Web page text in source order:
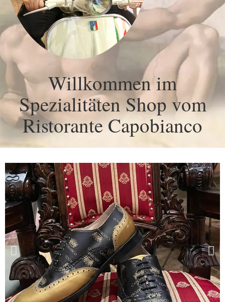
Willkommen im
Spezialitäten Shop vom
Ristorante Capobianco